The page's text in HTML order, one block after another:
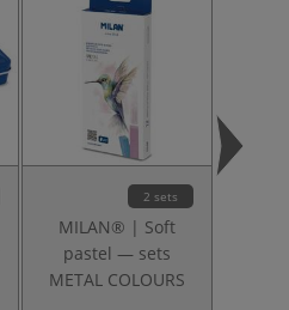
2 sets
MILAN® | Soft
pastel — sets
METAL COLOURS